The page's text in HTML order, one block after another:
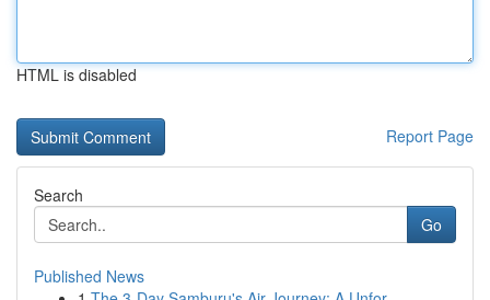
HTML is disabled
Report Page
Search
Go
Published News